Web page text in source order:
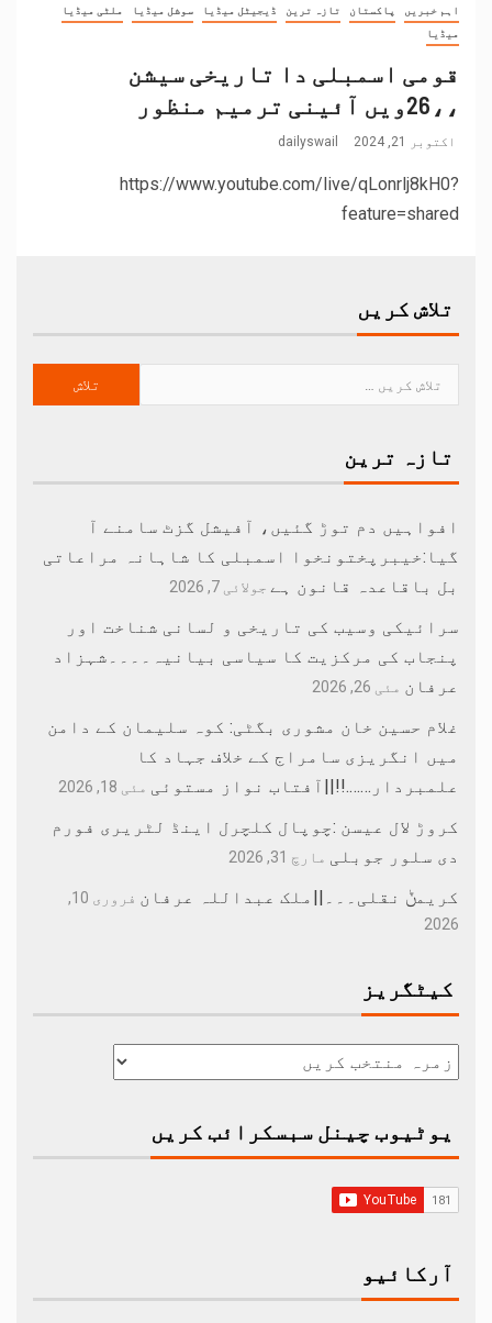
اہم خبریں پاکستان تازہ ترین ڈیجیٹل میڈیا سوشل میڈیا
ملٹی میڈیا
میڈیا
قومی اسمبلی دا تاریخی سیشن
،،26ویں آئینی ترمیم منظور
اکتوبر 21, 2024 dailyswail
https://www.youtube.com/live/qLonrlj8kH0?
feature=shared
تلاش کریں
تازہ ترین
افواہیں دم توڑ گئیں، آفیشل گزٹ سامنے آ
گیا:خیبرپختونخوا اسمبلی کا شاہانہ مراعاتی
بل باقاعدہ قانون ہے جولائی 7, 2026
سرائیکی وسیب کی تاریخی و لسانی شناخت اور
پنجاب کی مرکزیت کا سیاسی بیانیہ۔۔۔۔شہزاد
عرفان مئی 26, 2026
غلام حسین خان مشوری بگٹی: کوہ سلیمان کے دامن
میں انگریزی سامراج کے خلاف جہاد کا
علمبردار…….!!||آفتاب نواز مستوئی مئی 18, 2026
کروڑ لال عیسن :چوپال کلچرل اینڈ لٹریری فورم
دی سلور جوبلی مارچ 31, 2026
کریمݨ نقلی۔۔۔||ملک عبداللہ عرفان
فروری 10,
2026
کیٹگریز
یوٹیوب چینل سبسکرائب کریں
آرکائیو